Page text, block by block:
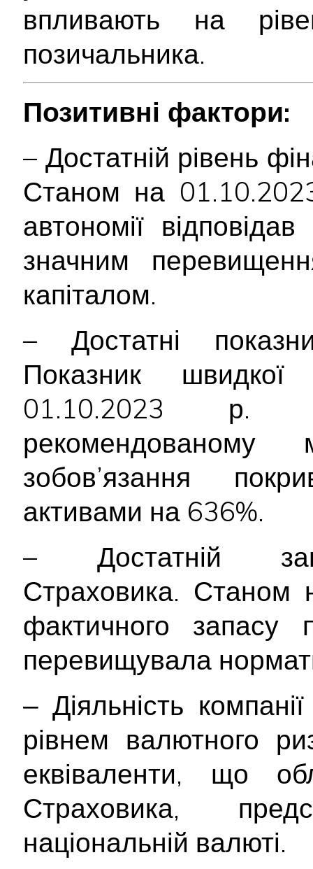
впливають на
позичальника.
Позитивні фактори:
– Достатній рівень
Станом на
автономії
значним
капіталом.
– Достатні
Показник швидкої
01.10.2023 р.
рекомендованому
зобов’язання
активами на 636%.
– Достатній
Страховика. Станом
фактичного запасу
перевищувала
‒ Діяльність
рівнем валютного
еквіваленти, що
Страховика,
національній валюті.